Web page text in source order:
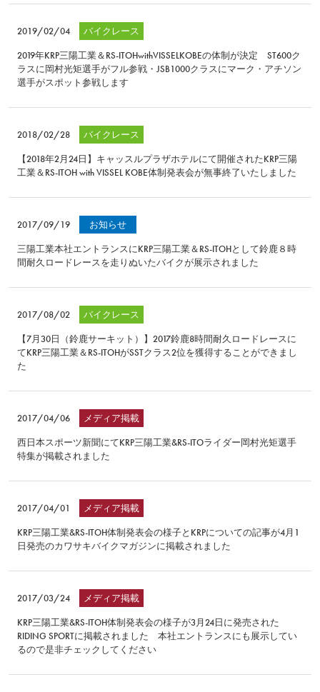
2019年KRP三陽工業＆RS-ITOHwithVISSELKOBEの体制が決定 ST600ク
ラスに岡村光矩選手がフル参戦・JSB1000クラスにマーク・アチソン
選手がスポット参戦します
2019/02/04 バイクレース
【2018年2月24日】キャッスルプラザホテルにて開催されたKRP三陽
工業＆RS-ITOH with VISSEL KOBE体制発表会が無事終了いたしました
2018/02/28 バイクレース
三陽工業本社エントランスにKRP三陽工業＆RS-ITOHとして鈴鹿８時
間耐久ロードレースを走りぬいたバイクが展示されました
2017/09/19 お知らせ
【7月30日（鈴鹿サーキット）】2017鈴鹿8時間耐久ロードレースに
てKRP三陽工業＆RS-ITOHがSSTクラス2位を獲得することができまし
た
2017/08/02 バイクレース
西日本スポーツ新聞にてKRP三陽工業&RS-ITOライダー岡村光矩選手
特集が掲載されました
2017/04/06 メディア掲載
KRP三陽工業&RS-ITOH体制発表会の様子とKRPについての記事が4月1
日発売のカワサキバイクマガジンに掲載されました
2017/04/01 メディア掲載
KRP三陽工業&RS-ITOH体制発表会の様子が3月24日に発売された
RIDING SPORTに掲載されました 本社エントランスにも展示してい
るので是非チェックしてください
2017/03/24 メディア掲載